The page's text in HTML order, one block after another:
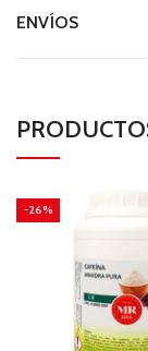
ENVÍOS
-26%